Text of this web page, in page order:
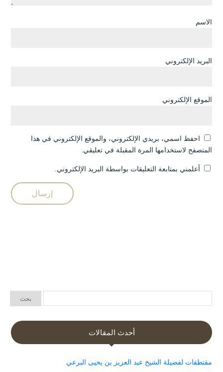
الاسم
البريد الإلكتروني
الموقع الإلكتروني
احفظ اسمي، بريدي الإلكتروني، والموقع الإلكتروني في هذا
المتصفح لاستخدامها المرة المقبلة في تعليقي.
أعلمني بمتابعة التعليقات بواسطة البريد الإلكتروني.
أحدث المقالات
مقتطفات لفضيلة الشيخ عبد العزيز بن يحيى البرعي